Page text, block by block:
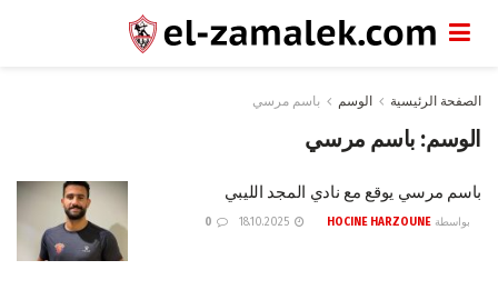
الصفحة الرئيسية الوسم باسم مرسي
الوسم: باسم مرسي
باسم مرسي يوقع مع نادي المجد الليبي
بواسطة HOCINE HARZOUNE